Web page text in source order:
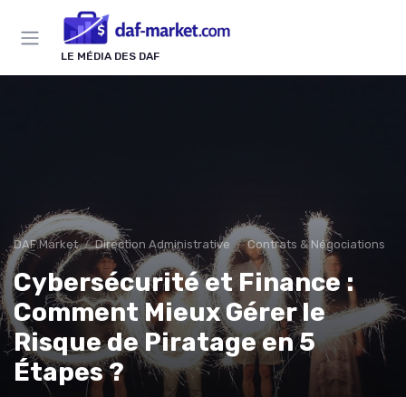
LE MÉDIA DES DAF
DAF Market Direction Administrative Contrats & Négociations
Cybersécurité et Finance :
Comment Mieux Gérer le
Risque de Piratage en 5
Étapes ?
Panneau de gestion des cookies